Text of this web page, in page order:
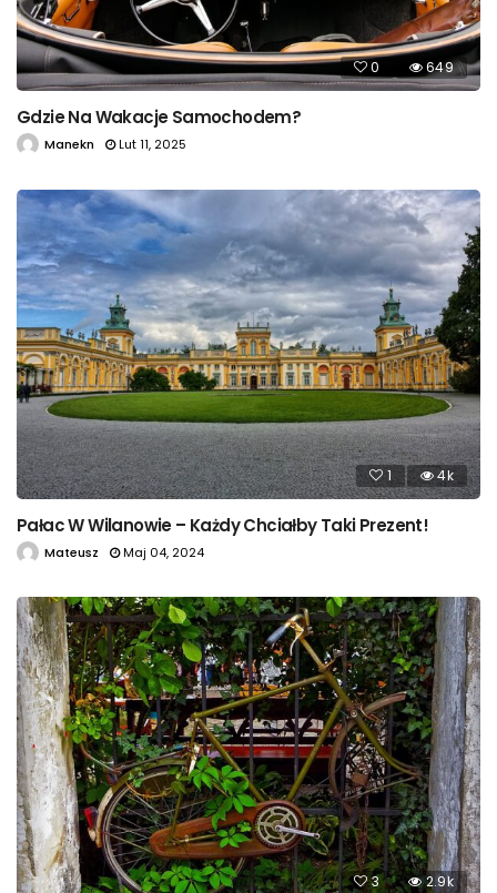
0 649
Gdzie Na Wakacje Samochodem?
Manekn Lut 11, 2025
1 4k
Pałac W Wilanowie – Każdy Chciałby Taki Prezent!
Mateusz Maj 04, 2024
3 2.9k